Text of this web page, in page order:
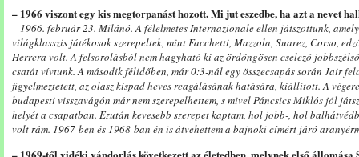
– 1966 viszont egy kis megtorpanást hozott. Mi jut eszedbe, ha azt a nevet
– 1966. február 23. Milánó. A félelmetes Internazionale ellen játszottunk,
világklasszis játékosok szerepeltek, mint Facchetti, Mazzola, Suarez, Corso,
Herrera volt. A felsorolásból nem hagyható ki az ördöngösen cselező
csatát vívtunk. A második félidőben, már 0:3-nál egy összecsapás során Jair
figyelmeztetett, az olasz kispad heves reagálásának hatására, kiállított. A
budapesti visszavágón már nem szerepelhettem, s mivel Páncsics Miklós jól
helyét a csapatban. Ezután kevesebb szerepet kaptam, hol jobb-, hol
volt rám. 1967-ben és 1968-ban én is átvehettem a bajnoki címért járó